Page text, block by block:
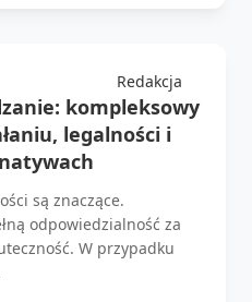
Redakcja
kompleksowy
legalności i
są znaczące.
odpowiedzialność za
W przypadku